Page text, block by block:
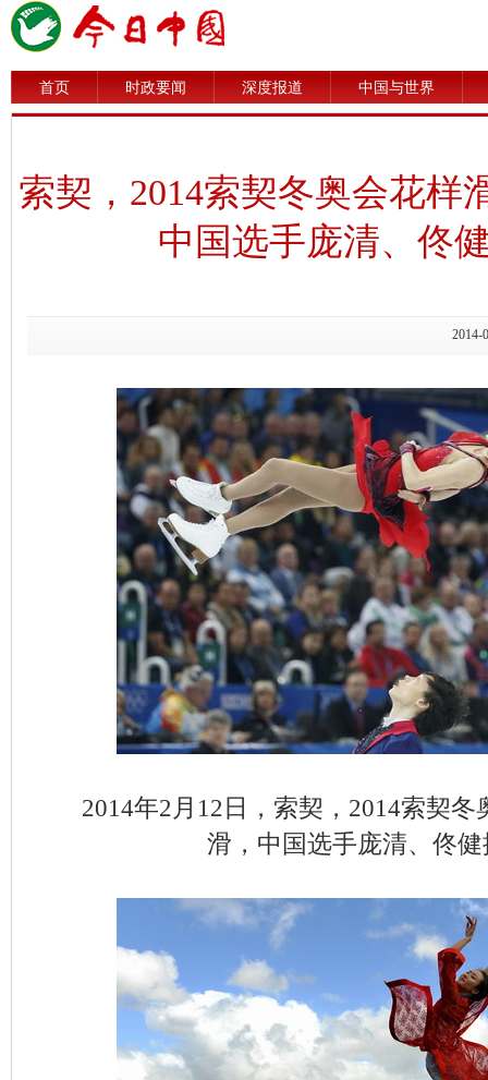
首页 时政要闻 深度报道 中国与世界
索契，2014索契冬奥会花样
中国选手庞清、佟
2014年2月12日，索契，2014索契
滑，中国选手庞清、佟